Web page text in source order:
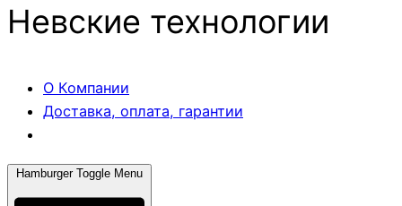
Невские технологии
О Компании
Доставка, оплата, гарантии
Hamburger Toggle Menu